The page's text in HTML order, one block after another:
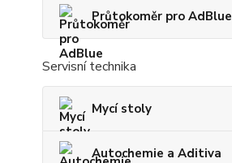
Průtokoměr pro AdBlue
Servisní technika
Mycí stoly
Autochemie a Aditiva